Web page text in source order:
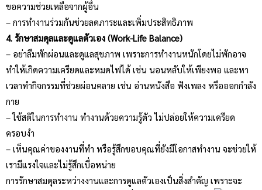
ขอความช่วยเหลือจากผู้อื่น
– การทำงานร่วมกันช่วยลดภาระและเพิ่มประสิทธิภาพ
4. รักษาสมดุลและดูแลตัวเอง (Work-Life Balance)
– อย่าลืมพักผ่อนและดูแลสุขภาพ เพราะการทำงานหนักโดยไม่พักอาจ
ทำให้เกิดความเครียดและหมดไฟได้ เช่น นอนหลับให้เพียงพอ และหา
เวลาทำกิจกรรมที่ช่วยผ่อนคลาย เช่น อ่านหนังสือ ฟังเพลง หรือออกกำลัง
กาย
– ใช้สติในการทำงาน ทำงานด้วยความรู้ตัว ไม่ปล่อยให้ความเครียด
ครอบงำ
– เห็นคุณค่าของงานที่ทำ หรือรู้สึกขอบคุณที่ยังมีโอกาสทำงาน จะช่วยให้
เรามีแรงใจและไม่รู้สึกเบื่อหน่าย
การรักษาสมดุลระหว่างงานและการดูแลตัวเองเป็นสิ่งสำคัญ เพราะจะ